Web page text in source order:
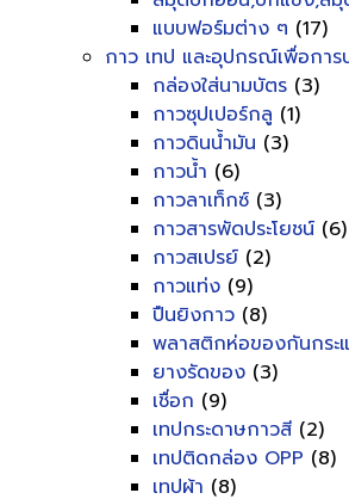
แบบฟอร์มต่าง ๆ (17)
กาว เทป และอุปกรณ์เพื่อการ
กล่องใส่นามบัตร (3)
กาวซุปเปอร์กลู (1)
กาวดินน้ำมัน (3)
กาวน้ำ (6)
กาวลาเท็กซ์ (3)
กาวสารพัดประโยชน์ (6)
กาวสเปรย์ (2)
กาวแท่ง (9)
ปืนยิงกาว (8)
พลาสติกห่อของกันกระ
ยางรัดของ (3)
เชื่อก (9)
เทปกระดาษกาวสี (2)
เทปติดกล่อง OPP (8)
เทปผ้า (8)